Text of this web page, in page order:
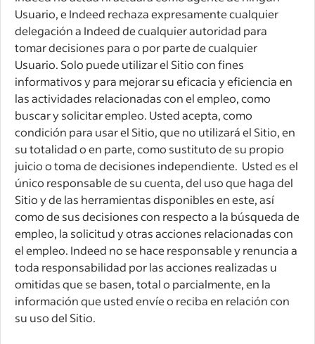
Usuario, e Indeed rechaza expresamente cualquier
delegación a Indeed de cualquier autoridad para
tomar decisiones para o por parte de cualquier
Usuario. Solo puede utilizar el Sitio con fines
informativos y para mejorar su eficacia y eficiencia en
las actividades relacionadas con el empleo, como
buscar y solicitar empleo. Usted acepta, como
condición para usar el Sitio, que no utilizará el Sitio, en
su totalidad o en parte, como sustituto de su propio
juicio o toma de decisiones independiente. Usted es el
único responsable de su cuenta, del uso que haga del
Sitio y de las herramientas disponibles en este, así
como de sus decisiones con respecto a la búsqueda de
empleo, la solicitud y otras acciones relacionadas con
el empleo. Indeed no se hace responsable y renuncia a
toda responsabilidad por las acciones realizadas u
omitidas que se basen, total o parcialmente, en la
información que usted envíe o reciba en relación con
su uso del Sitio.